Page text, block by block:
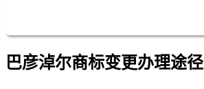
巴彦淖尔商标变更办理途径